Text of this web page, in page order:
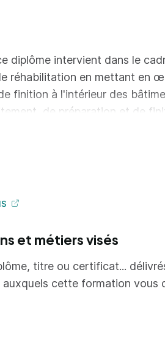
diplôme intervient dans le
réhabilitation en mettant en
finition à l'intérieur des
de préparation et de
et à la durabilité de
compte les règles de l'art à
et métiers visés
titre ou certificat...
auxquels cette formation vous